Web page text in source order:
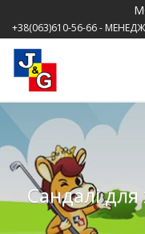
+38(063)610-56-66-
Сандалі для